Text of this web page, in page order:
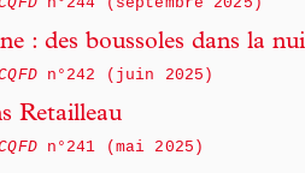
: des boussoles dans la
n°242 (juin 2025)
Retailleau
n°241 (mai 2025)